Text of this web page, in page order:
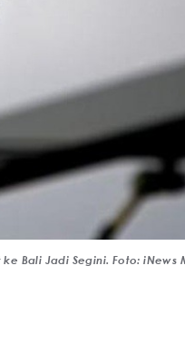
Bali Jadi Segini. Foto: iNews